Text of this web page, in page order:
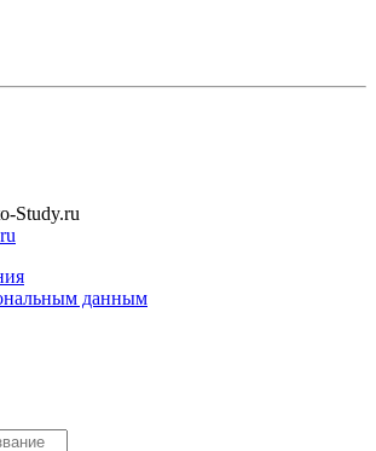
Study.ru
данным